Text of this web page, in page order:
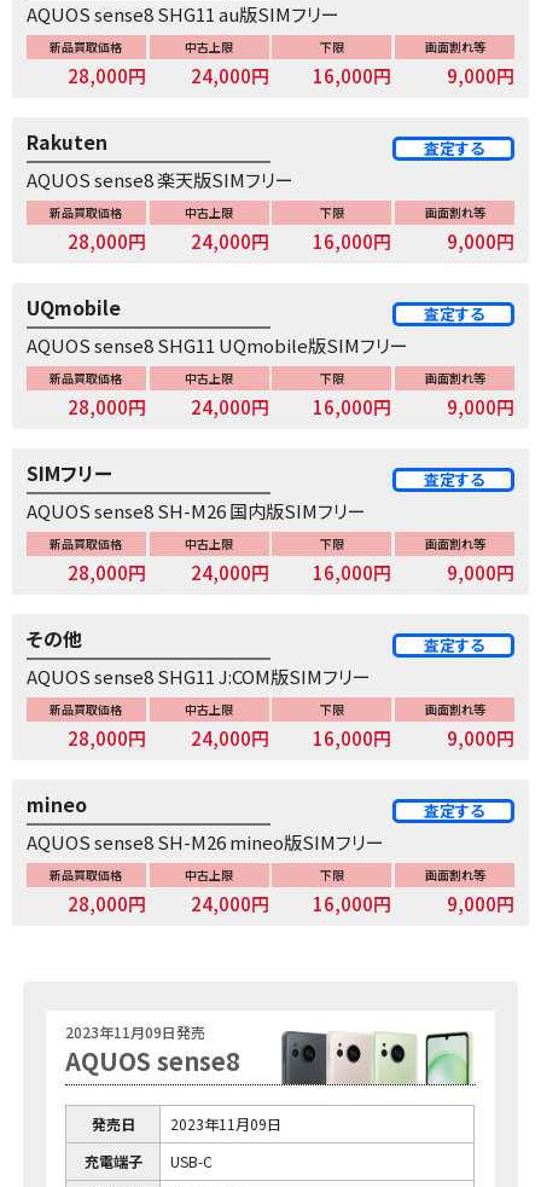
AQUOS sense8 SHG11 au版SIMフリー
新品買取価格
28,000円
中古上限
24,000円
下限
16,000円
画面割れ等
9,000円
AQUOS sense8 楽天版SIMフリー
Rakuten 査定する
新品買取価格
28,000円
中古上限
24,000円
下限
16,000円
画面割れ等
9,000円
AQUOS sense8 SHG11 UQmobile版SIMフリー
UQmobile 査定する
新品買取価格
28,000円
中古上限
24,000円
下限
16,000円
画面割れ等
9,000円
AQUOS sense8 SH-M26 国内版SIMフリー
SIMフリー 査定する
新品買取価格
28,000円
中古上限
24,000円
下限
16,000円
画面割れ等
9,000円
AQUOS sense8 SHG11 J:COM版SIMフリー
その他 査定する
新品買取価格
28,000円
中古上限
24,000円
下限
16,000円
画面割れ等
9,000円
AQUOS sense8 SH-M26 mineo版SIMフリー
mineo 査定する
新品買取価格
28,000円
中古上限
24,000円
下限
16,000円
画面割れ等
9,000円
2023年11月09日発売
AQUOS sense8
発売日
2023年11月09日
充電端子
USB-C